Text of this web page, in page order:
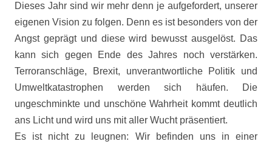
Dieses Jahr sind wir mehr denn je aufgefordert, unserer
eigenen Vision zu folgen. Denn es ist besonders von der
Angst geprägt und diese wird bewusst ausgelöst. Das
kann sich gegen Ende des Jahres noch verstärken.
Terroranschläge, Brexit, unverantwortliche Politik und
Umweltkatastrophen werden sich häufen. Die
ungeschminkte und unschöne Wahrheit kommt deutlich
ans Licht und wird uns mit aller Wucht präsentiert.
Es ist nicht zu leugnen: Wir befinden uns in einer